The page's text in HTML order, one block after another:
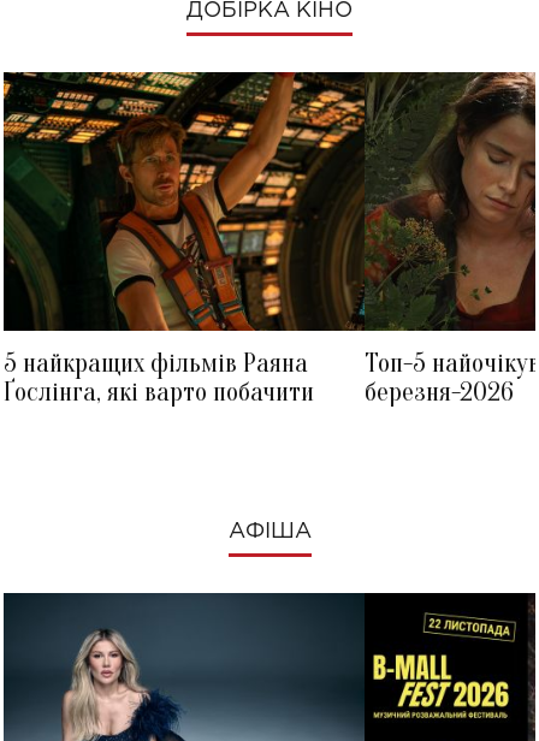
ДОБІРКА КІНО
5 найкращих фільмів Раяна
Ґослінга, які варто побачити
Топ-5
березня-2026
АФІША